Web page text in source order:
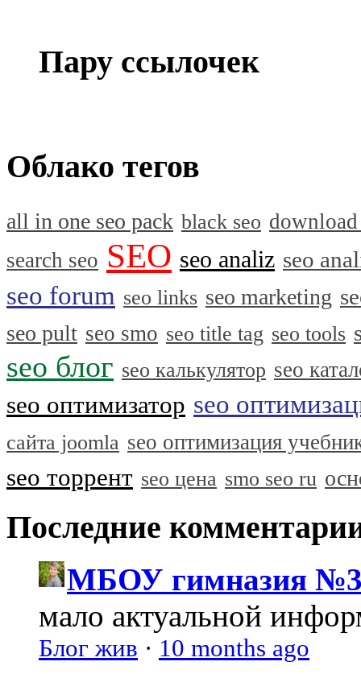
Пару ссылочек
Облако тегов
all in one seo pack black seo download
search seo SEO seo analiz seo
seo forum seo links seo marketing
seo pult seo smo seo title tag seo tools
seo блог seo калькулятор seo
seo оптимизатор seo
сайта joomla seo оптимизация
seo торрент seo цена smo seo ru
Последние
МБОУ гимназия №3
мало актуальной
Блог жив · 10 months ago